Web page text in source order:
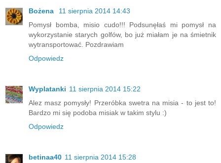
Bożena
11 sierpnia 2014 14:43
Pomysł bomba, misio cudo!!! Podsunęłaś mi pomysł na
wykorzystanie starych golfów, bo już miałam je na śmietnik
wytransportować. Pozdrawiam
Odpowiedz
Wyplatanki 11 sierpnia 2014 15:22
Alez masz pomysły! Przeróbka swetra na misia - to jest to!
Bardzo mi się podoba misiak w takim stylu :)
Odpowiedz
betinaa40 11 sierpnia 2014 15:28